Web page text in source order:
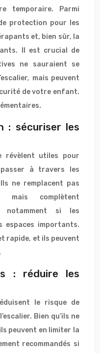
temporaire. Parmi
protection pour les
et, bien sûr, la
Il est crucial de
ne sauraient se
mais peuvent
de votre enfant.
: sécuriser les
révèlent utiles pour
à travers les
ne remplacent pas
mais complètent
notamment si les
espaces importants.
rapide, et ils peuvent
: réduire les
le risque de
Bien qu’ils ne
peuvent en limiter la
recommandés si